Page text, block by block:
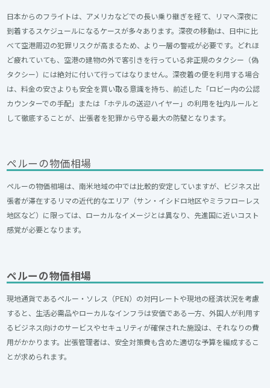
日本からのフライトは、アメリカなどでの長い乗り継ぎを経て、リマへ深夜に
到着するスケジュールになるケースが多々あります。深夜の移動は、日中に比
べて空港周辺の犯罪リスクが高まるため、より一層の警戒が必要です。どれほ
ど疲れていても、空港の建物の外で客引きを行っている非正規のタクシー（偽
タクシー）には絶対に付いて行ってはなりません。深夜着の便を利用する場合
は、料金の安さよりも安全を買い取る意識を持ち、前述した「ロビー内の公認
カウンターでの手配」または「ホテルの送迎ハイヤー」の利用を社内ルールと
して徹底することが、出張者を犯罪から守る最大の防壁となります。
ペルーの物価相場
ペルーの物価相場は、南米地域の中では比較的安定していますが、ビジネス出
張者が滞在するリマの近代的なエリア（サン・イシドロ地区やミラフローレス
地区など）に限っては、ローカルなイメージとは異なり、先進国に近いコスト
感覚が必要となります。
ペルーの物価相場
現地通貨であるペルー・ソレス（PEN）の対円レートや現地の経済状況を考慮
すると、生活必需品やローカルなインフラは安価である一方、外国人が利用す
るビジネス向けのサービスやセキュリティが確保された施設は、それなりの費
用がかかります。出張管理者は、安全対策費も含めた適切な予算を編成するこ
とが求められます。